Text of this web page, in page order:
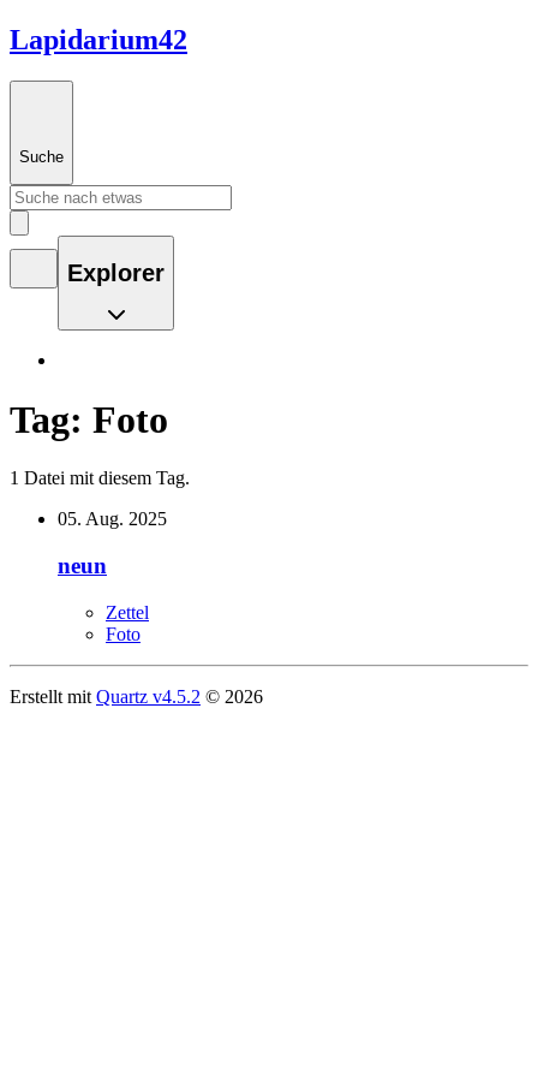
Lapidarium42
Suche
Explorer
Tag: Foto
1 Datei mit diesem Tag.
05. Aug. 2025
neun
Zettel
Foto
Erstellt mit Quartz v4.5.2 © 2026